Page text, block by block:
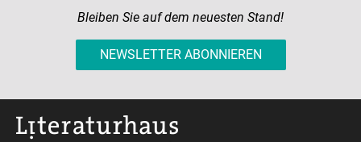
Bleiben Sie auf dem neuesten Stand!
NEWSLETTER ABONNIEREN